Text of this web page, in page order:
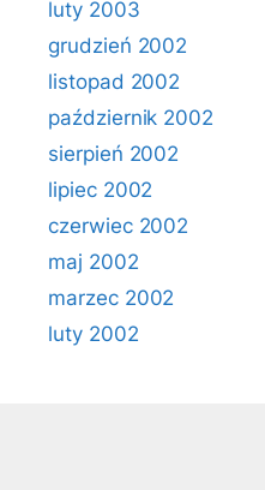
luty 2003
grudzień 2002
listopad 2002
październik 2002
sierpień 2002
lipiec 2002
czerwiec 2002
maj 2002
marzec 2002
luty 2002